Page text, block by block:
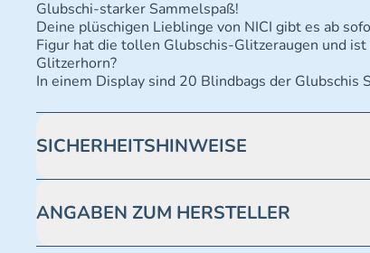
Glubschi-starker Sammelspaß!
Deine plüschigen Lieblinge von NICI gibt es ab
Figur hat die tollen Glubschis-Glitzeraugen und
Glitzerhorn?
In einem Display sind 20 Blindbags der Glubschis
SICHERHEITSHINWEISE
ANGABEN ZUM HERSTELLER